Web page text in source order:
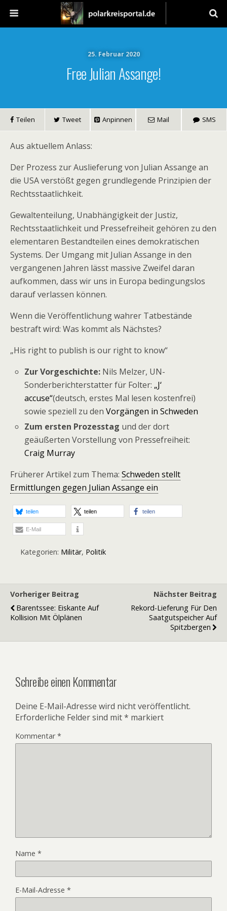
25. Februar 2020
Free Julian Assange!
Teilen Tweet Anpinnen Mail SMS
Aus aktuellem Anlass:
Der Prozess zur Auslieferung von Julian Assange an
die USA verstößt gegen grundlegende Prinzipien der
Rechtsstaatlichkeit.
Gewaltenteilung, Unabhängigkeit der Justiz,
Rechtsstaatlichkeit und Pressefreiheit gehören zu den
elementaren Bestandteilen eines demokratischen
Systems. Der Umgang mit Julian Assange in den
vergangenen Jahren lässt massive Zweifel daran
aufkommen, dass wir uns in Europa bedingungslos
darauf verlassen können.
Wenn die Veröffentlichung wahrer Tatbestände
bestraft wird: Was kommt als Nächstes?
„His right to publish is our right to know“
Zur Vorgeschichte: Nils Melzer, UN-
Sonderberichterstatter für Folter: „J‘
accuse“(deutsch, erstes Mal lesen kostenfrei)
sowie speziell zu denVorgängen in Schweden
Zum ersten Prozesstag und der dort
geäußerten Vorstellung von Pressefreiheit:
Craig Murray
Früherer Artikel zum Thema: Schweden stellt
Ermittlungen gegen Julian Assange ein
teilen teilen teilen
E-Mail
Kategorien: Militär, Politik
Vorheriger Beitrag
Barentssee: Eiskante Auf
Kollision Mit Ölplänen
Nächster Beitrag
Rekord-Lieferung Für Den
Saatgutspeicher Auf
Spitzbergen
Schreibe einen Kommentar
Deine E-Mail-Adresse wird nicht veröffentlicht.
Erforderliche Felder sind mit* markiert
Kommentar*
Name *
E-Mail-Adresse *